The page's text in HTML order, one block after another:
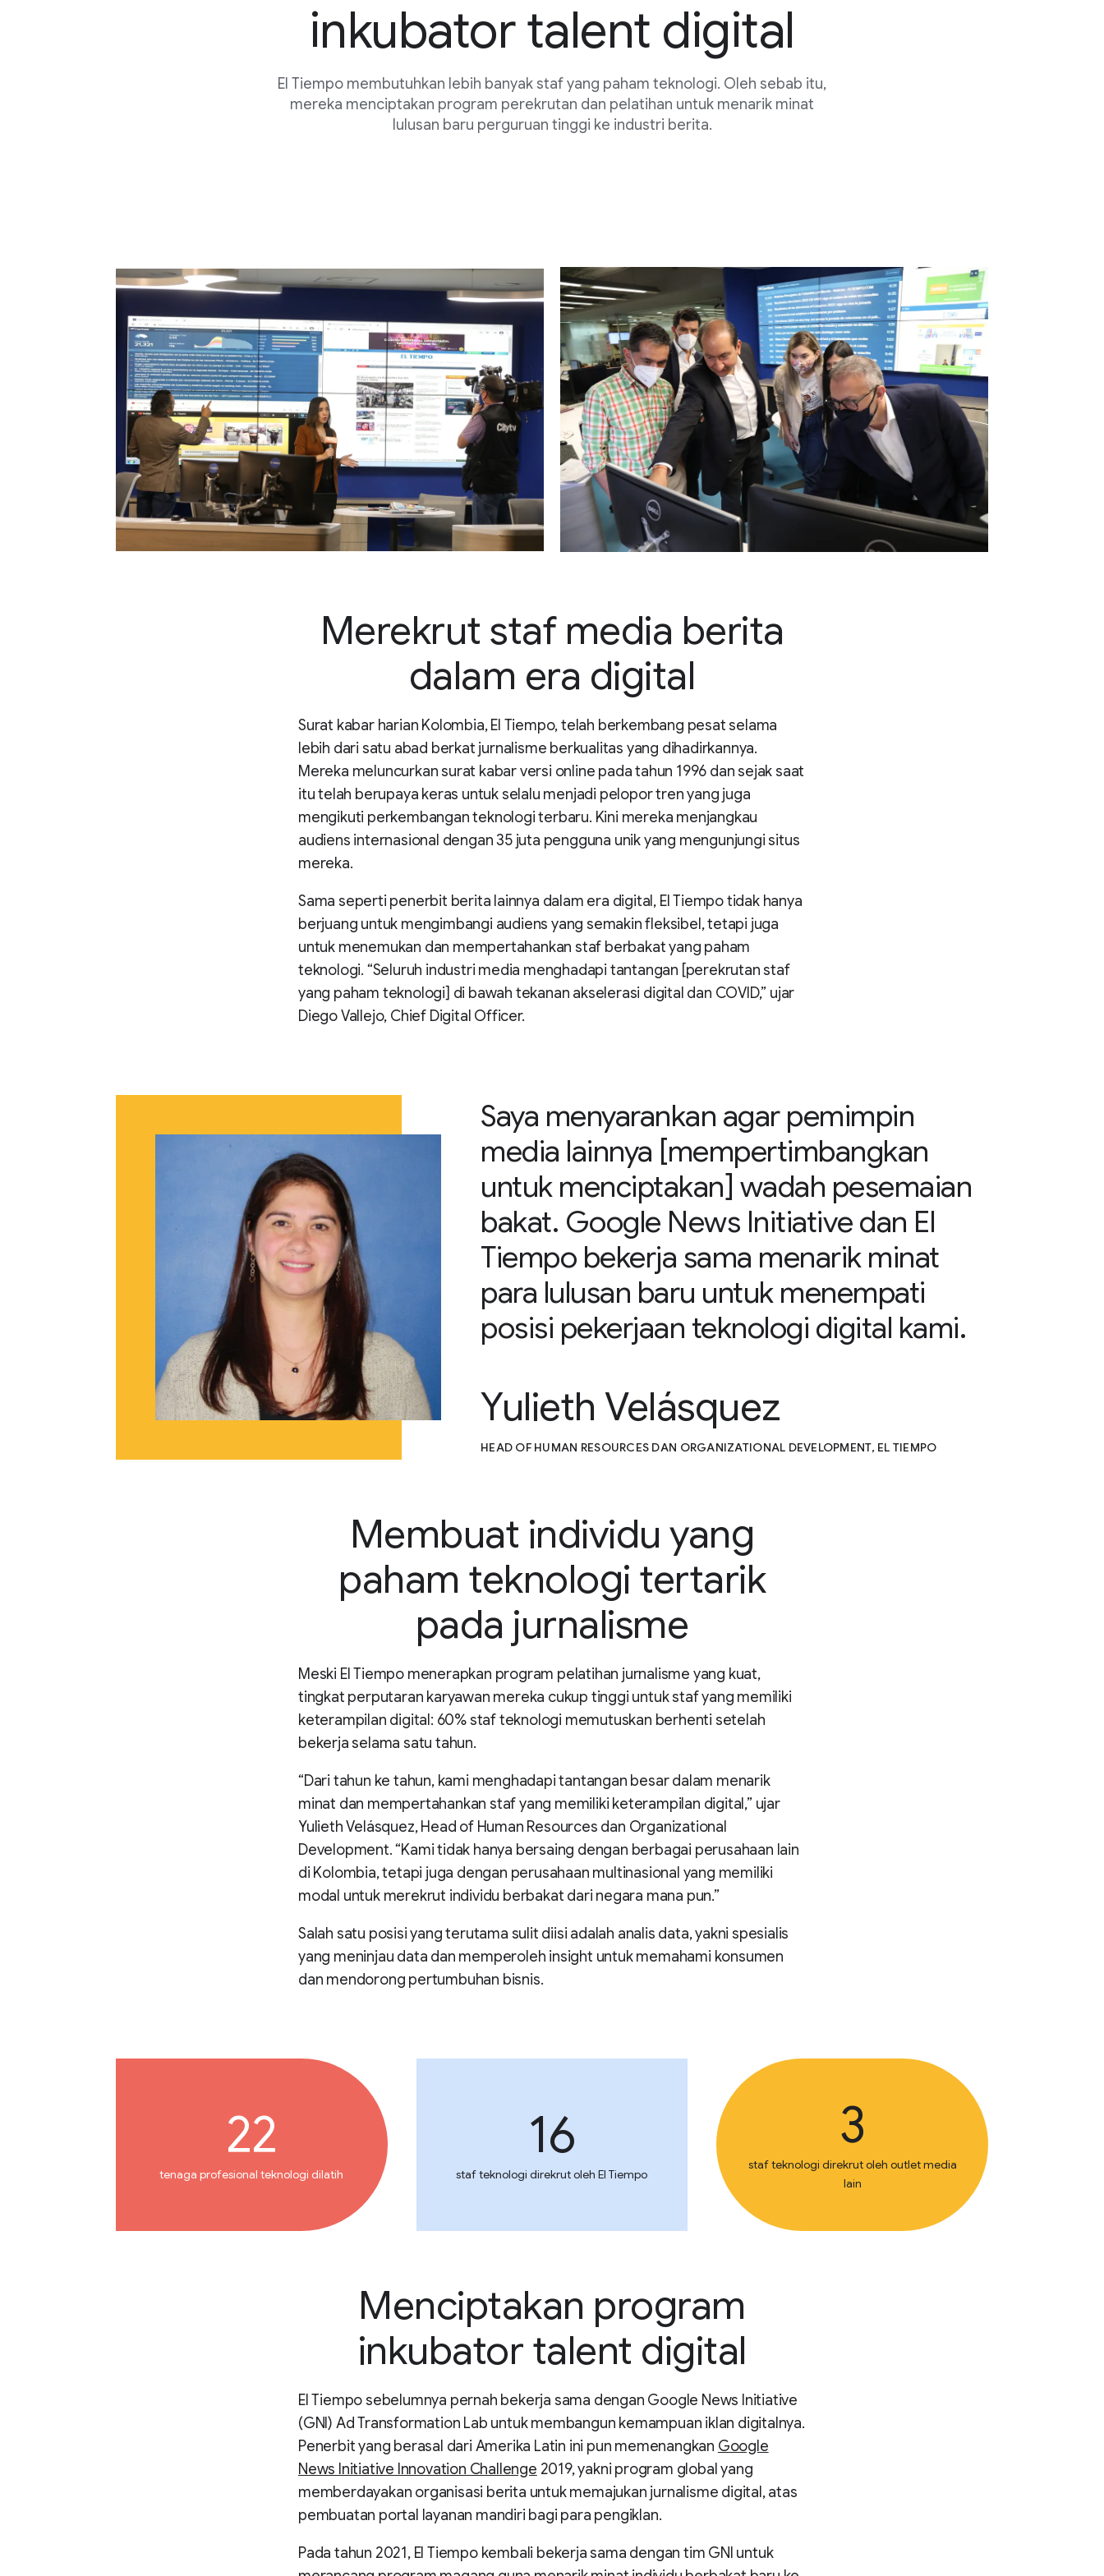
inkubator talent digital
El Tiempo membutuhkan lebih banyak staf yang paham teknologi. Oleh sebab itu,
mereka menciptakan program perekrutan dan pelatihan untuk menarik minat
lulusan baru perguruan tinggi ke industri berita.
Merekrut staf media berita
dalam era digital
Surat kabar harian Kolombia, El Tiempo, telah berkembang pesat selama
lebih dari satu abad berkat jurnalisme berkualitas yang dihadirkannya.
Mereka meluncurkan surat kabar versi online pada tahun 1996 dan sejak saat
itu telah berupaya keras untuk selalu menjadi pelopor tren yang juga
mengikuti perkembangan teknologi terbaru. Kini mereka menjangkau
audiens internasional dengan 35 juta pengguna unik yang mengunjungi situs
mereka.
Sama seperti penerbit berita lainnya dalam era digital, El Tiempo tidak hanya
berjuang untuk mengimbangi audiens yang semakin fleksibel, tetapi juga
untuk menemukan dan mempertahankan staf berbakat yang paham
teknologi. “Seluruh industri media menghadapi tantangan [perekrutan staf
yang paham teknologi] di bawah tekanan akselerasi digital dan COVID,” ujar
Diego Vallejo, Chief Digital Officer.
Saya menyarankan agar pemimpin
media lainnya [mempertimbangkan
untuk menciptakan] wadah pesemaian
bakat. Google News Initiative dan El
Tiempo bekerja sama menarik minat
para lulusan baru untuk menempati
posisi pekerjaan teknologi digital kami.
Yulieth Velásquez
HEAD OF HUMAN RESOURCES DAN ORGANIZATIONAL DEVELOPMENT, EL TIEMPO
Membuat individu yang
paham teknologi tertarik
pada jurnalisme
Meski El Tiempo menerapkan program pelatihan jurnalisme yang kuat,
tingkat perputaran karyawan mereka cukup tinggi untuk staf yang memiliki
keterampilan digital: 60% staf teknologi memutuskan berhenti setelah
bekerja selama satu tahun.
“Dari tahun ke tahun, kami menghadapi tantangan besar dalam menarik
minat dan mempertahankan staf yang memiliki keterampilan digital,” ujar
Yulieth Velásquez, Head of Human Resources dan Organizational
Development. “Kami tidak hanya bersaing dengan berbagai perusahaan lain
di Kolombia, tetapi juga dengan perusahaan multinasional yang memiliki
modal untuk merekrut individu berbakat dari negara mana pun.”
Salah satu posisi yang terutama sulit diisi adalah analis data, yakni spesialis
yang meninjau data dan memperoleh insight untuk memahami konsumen
dan mendorong pertumbuhan bisnis.
22
tenaga profesional teknologi dilatih
16
staf teknologi direkrut oleh El Tiempo
3
staf teknologi direkrut oleh outlet media
lain
Menciptakan program
inkubator talent digital
El Tiempo sebelumnya pernah bekerja sama dengan Google News Initiative
(GNI) Ad Transformation Lab untuk membangun kemampuan iklan digitalnya.
Penerbit yang berasal dari Amerika Latin ini pun memenangkan Google
News Initiative Innovation Challenge 2019, yakni program global yang
memberdayakan organisasi berita untuk memajukan jurnalisme digital, atas
pembuatan portal layanan mandiri bagi para pengiklan.
Pada tahun 2021, El Tiempo kembali bekerja sama dengan tim GNI untuk